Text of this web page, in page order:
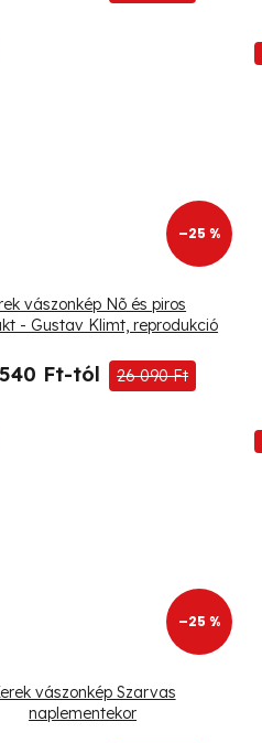
–25 %
vászonkép Nõ és piros
- Gustav Klimt, reprodukció
Ft-tól 26 090 Ft
–25 %
vászonkép Szarvas
naplementekor